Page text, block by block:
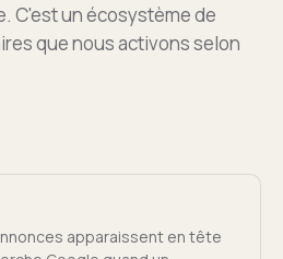
C'est un écosystème de
que nous activons selon
apparaissent en tête